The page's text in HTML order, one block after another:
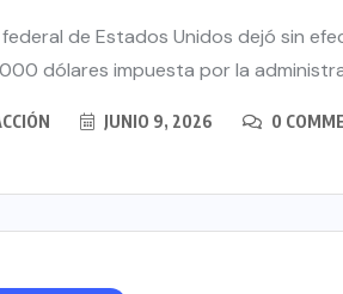
federal de Estados Unidos dejó sin
dólares impuesta por la
JUNIO 9, 2026 0